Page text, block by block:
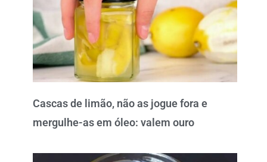
Cascas de limão, não as jogue fora e
mergulhe-as em óleo: valem ouro